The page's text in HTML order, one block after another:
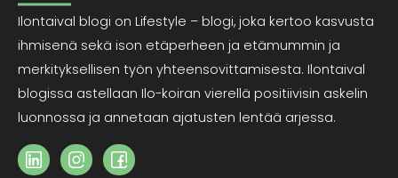
Ilontaival blogi on Lifestyle – blogi, joka kertoo kasvusta
ihmisenä sekä ison etäperheen ja etämummin ja
merkityksellisen työn yhteensovittamisesta. Ilontaival
blogissa astellaan Ilo-koiran vierellä positiivisin askelin
luonnossa ja annetaan ajatusten lentää arjessa.